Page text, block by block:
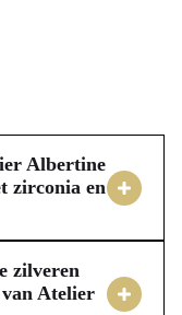
Albertine
zirconia en
zijn voor jou
zorgt voor
jij er lang
zilveren
Atelier